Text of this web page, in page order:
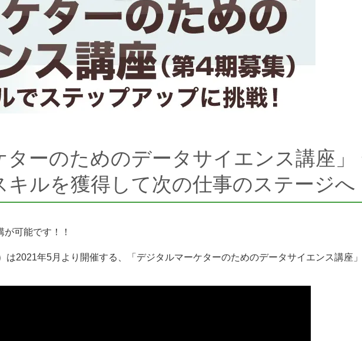
ターのためのデータサイエンス講座」
ルを獲得して次の仕事のステージへ
可能です！！
は2021年5月より開催する、「デジタルマーケターのためのデータサイエンス講座